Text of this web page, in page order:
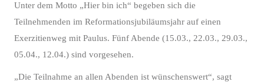
Unter dem Motto „Hier bin ich“ begeben sich die
Teilnehmenden im Reformationsjubiläumsjahr auf einen
Exerzitienweg mit Paulus. Fünf Abende (15.03., 22.03., 29.03.,
05.04., 12.04.) sind vorgesehen.
„Die Teilnahme an allen Abenden ist wünschenswert“, sagt